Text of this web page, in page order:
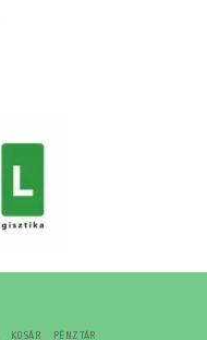
KOSÁR PÉNZTÁR